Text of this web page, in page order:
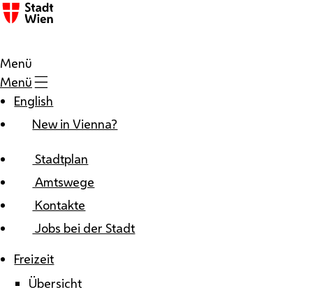
Zum Inhalt
Menü
Menü
English
New in Vienna?
Stadtplan
Amtswege
Kontakte
Jobs bei der Stadt
Freizeit
Übersicht